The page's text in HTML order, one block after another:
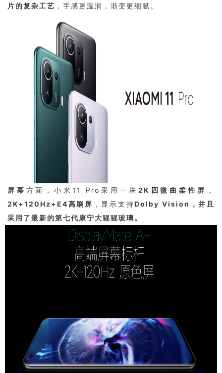
片的复杂工艺 ，手感更温润，渐变更细腻。
屏幕 方面，小米11 Pro采用一块 2K四微曲柔性屏
，
2K+120Hz+E4高刷屏 ，显示支持Dolby Vision，并且
采用了最新的第七代康宁大猩猩玻璃。